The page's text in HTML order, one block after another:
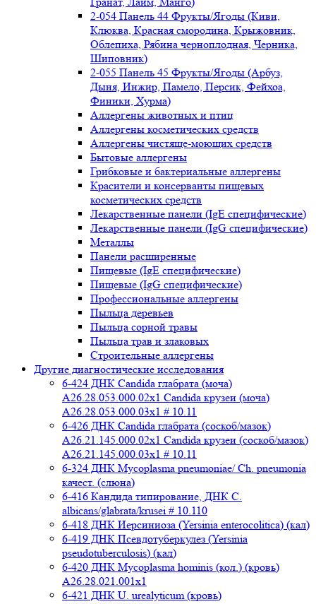
2-054 Панель 44 Фрукты/Ягоды (Киви,
Клюква, Красная смородина, Крыжовник,
Облепиха, Рябина черноплодная, Черника,
Шиповник)
2-055 Панель 45 Фрукты/Ягоды (Арбуз,
Дыня, Инжир, Памело, Персик, Фейхоа,
Финики, Хурма)
Аллергены животных и птиц
Аллергены косметических средств
Аллергены чистяще-моющих средств
Бытовые аллергены
Грибковые и бактериальные аллергены
Красители и консерванты пищевых
косметических средств
Лекарственные панели (IgE специфические)
Лекарственные панели (IgG специфические)
Металлы
Панели расширенные
Пищевые (IgE специфические)
Пищевые (IgG специфические)
Профессиональные аллергены
Пыльца деревьев
Пыльца сорной травы
Пыльца трав и злаковых
Строительные аллергены
Другие диагностические исследования
6-424 ДНК Candida глабрата (моча)
A26.28.053.000.02x1 Candida крузеи (моча)
A26.28.053.000.03x1 # 10.11
6-426 ДНК Candida глабрата (соскоб/мазок)
A26.21.145.000.02x1 Candida крузеи (соскоб/мазок)
A26.21.145.000.03x1 # 10.11
6-324 ДНК Mycoplasma pneumoniae/ Ch. pneumonia
качест. (слюна)
6-416 Кандида типирование, ДНК C.
albicans/glabrata/krusei # 10.110
6-418 ДНК Иерсиниоза (Yersinia enterocolitica) (кал)
6-419 ДНК Псевдотуберкулез (Yersinia
pseudotuberculosis) (кал)
6-420 ДНК Mycoplasma hominis (кол.) (кровь)
A26.28.021.001x1
6-421 ДНК U. urealyticum (кровь)